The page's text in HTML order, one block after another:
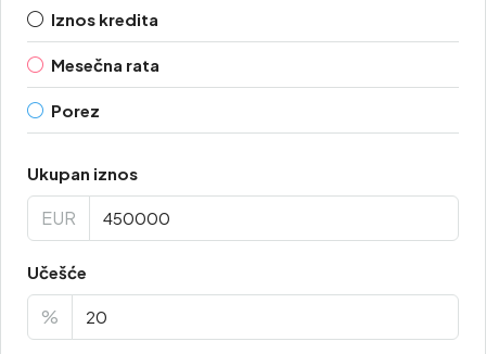
Iznos kredita
Mesečna rata
Porez
Ukupan iznos
EUR
Učešće
%